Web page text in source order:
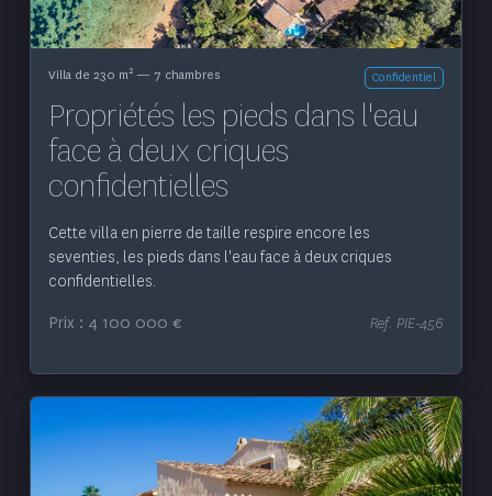
Villa de 230 m2— 7 chambres Confidentiel
Propriétés les pieds dans l'eau
face à deux criques
confidentielles
Cette villa en pierre de taille respire encore les
seventies, les pieds dans l'eau face à deux criques
confidentielles.
Prix : 4 100 000 €
Ref. PIE-456